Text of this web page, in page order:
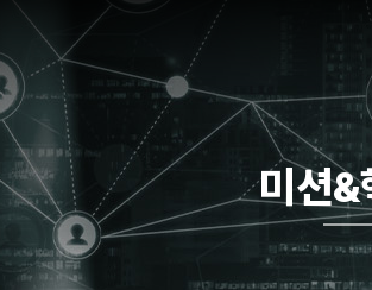
미션&